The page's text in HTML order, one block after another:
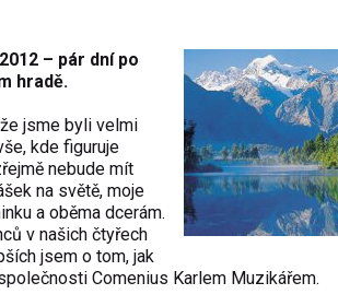
– pár dní po
hradě.
jsme byli velmi
kde figuruje
nebude mít
na světě, moje
a oběma dcerám.
v našich čtyřech
jsem o tom, jak
Comenius Karlem Muzikářem.